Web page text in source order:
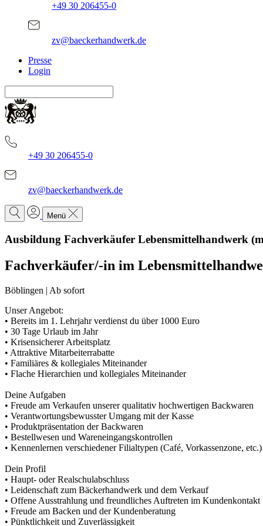
+49 30 206455-0
zv@baeckerhandwerk.de
Presse
Login
+49 30 206455-0
zv@baeckerhandwerk.de
Menü
Ausbildung Fachverkäufer Lebensmittelhandwerk
Fachverkäufer/-in im
Böblingen | Ab sofort
Unser Angebot:
• Bereits im 1. Lehrjahr verdienst du über 1000 Euro
• 30 Tage Urlaub im Jahr
• Krisensicherer Arbeitsplatz
• Attraktive Mitarbeiterrabatte
• Familiäres & kollegiales Miteinander
• Flache Hierarchien und kollegiales Miteinander
Deine Aufgaben
• Freude am Verkaufen unserer qualitativ hochwertigen Backwaren
• Verantwortungsbewusster Umgang mit der Kasse
• Produktpräsentation der Backwaren
• Bestellwesen und Wareneingangskontrollen
• Kennenlernen verschiedener Filialtypen (Café, Vorkassenzone, etc.)
Dein Profil
• Haupt- oder Realschulabschluss
• Leidenschaft zum Bäckerhandwerk und dem Verkauf
• Offene Ausstrahlung und freundliches Auftreten im Kundenkontakt
• Freude am Backen und der Kundenberatung
• Pünktlichkeit und Zuverlässigkeit